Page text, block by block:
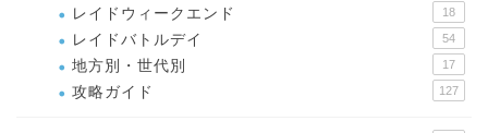
レイドウィークエンド 18
レイドバトルデイ 54
地方別・世代別 17
攻略ガイド 127